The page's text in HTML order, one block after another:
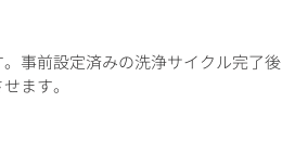
事前設定済みの洗浄サイクル完了後
ます。